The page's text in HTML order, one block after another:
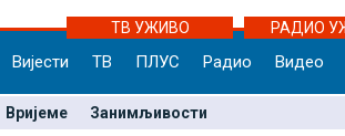
ТВ УЖИВО
РАДИО
Вијести ТВ ПЛУС Радио Видео
Вријеме Занимљивости